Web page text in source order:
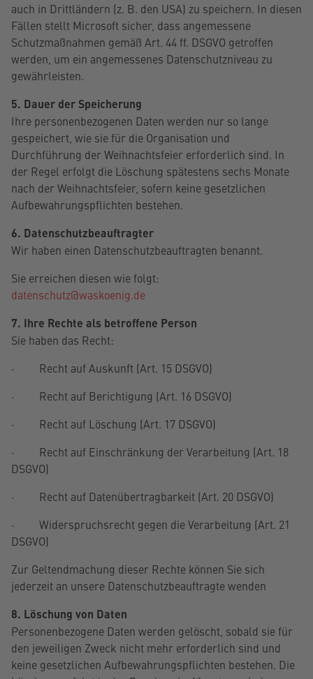
auch in Drittländern (z. B. den USA) zu speichern. In diesen
Fällen stellt Microsoft sicher, dass angemessene
Schutzmaßnahmen gemäß Art. 44 ff. DSGVO getroffen
werden, um ein angemessenes Datenschutzniveau zu
gewährleisten.
5. Dauer der Speicherung
Ihre personenbezogenen Daten werden nur so lange
gespeichert, wie sie für die Organisation und
Durchführung der Weihnachtsfeier erforderlich sind. In
der Regel erfolgt die Löschung spätestens sechs Monate
nach der Weihnachtsfeier, sofern keine gesetzlichen
Aufbewahrungspflichten bestehen.
6. Datenschutzbeauftragter
Wir haben einen Datenschutzbeauftragten benannt.
Sie erreichen diesen wie folgt:
datenschutz@waskoenig.de
7. Ihre Rechte als betroffene Person
Sie haben das Recht:
· Recht auf Auskunft (Art. 15 DSGVO)
· Recht auf Berichtigung (Art. 16 DSGVO)
· Recht auf Löschung (Art. 17 DSGVO)
· Recht auf Einschränkung der Verarbeitung (Art. 18
DSGVO)
· Recht auf Datenübertragbarkeit (Art. 20 DSGVO)
· Widerspruchsrecht gegen die Verarbeitung (Art. 21
DSGVO)
Zur Geltendmachung dieser Rechte können Sie sich
jederzeit an unsere Datenschutzbeauftragte wenden
8. Löschung von Daten
Personenbezogene Daten werden gelöscht, sobald sie für
den jeweiligen Zweck nicht mehr erforderlich sind und
keine gesetzlichen Aufbewahrungspflichten bestehen. Die